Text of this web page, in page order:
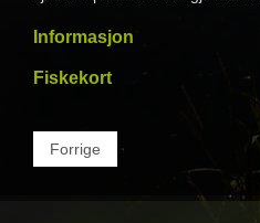
Informasjon
Fiskekort
Forrige